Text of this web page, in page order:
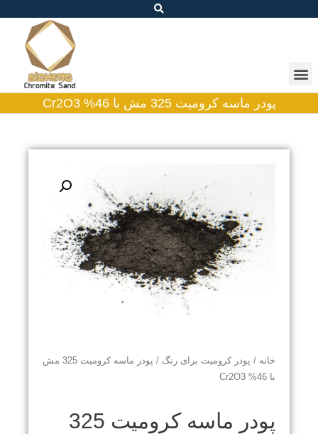
پودر ماسه کرومیت 325 مش با 46% Cr2O3
خانه / پودر کرومیت برای رنگ
/ پودر ماسه کرومیت 325 مش
با 46% Cr2O3
پودر ماسه کرومیت 325